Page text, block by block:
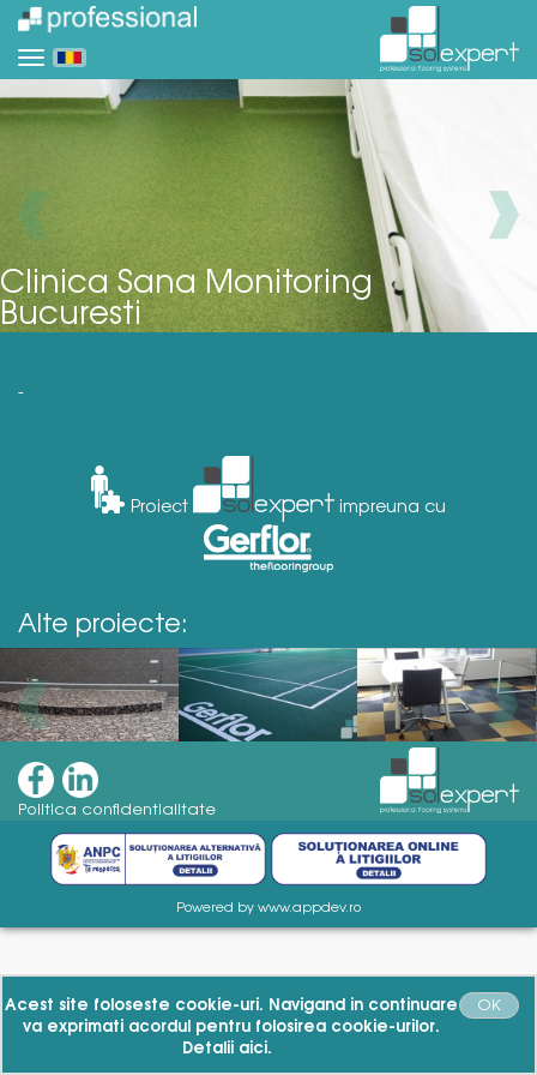
Clinica Sana Monitoring
Bucuresti
-
Proiect impreuna cu
Alte proiecte:
Politica confidentialitate
Powered bywww.appdev.ro
OK
Acest site foloseste cookie-uri. Navigand in continuare
va exprimati acordul pentru folosirea cookie-urilor.
Detalii aici.